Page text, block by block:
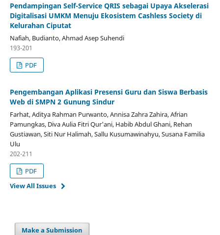
Pendampingan Self-Service QRIS sebagai Upaya Akselerasi
Digitalisasi UMKM Menuju Ekosistem Cashless Society di
Kelurahan Ciputat
Nafiah, Budianto, Ahmad Asep Suhendi
193-201
PDF
Pengembangan Aplikasi Presensi Guru dan Siswa Berbasis
Web di SMPN 2 Gunung Sindur
Farhat, Aditya Rahman Purwanto, Annisa Zahra Zahira, Afrian
Pamungkas, Diva Aulia Fitri Qur'ani, Habib Abdul Ghani, Rehan
Gustiawan, Siti Nur Halimah, Sallu Kusumawinahyu, Susana Familia
Ulu
202-211
PDF
View All Issues
Make a Submission